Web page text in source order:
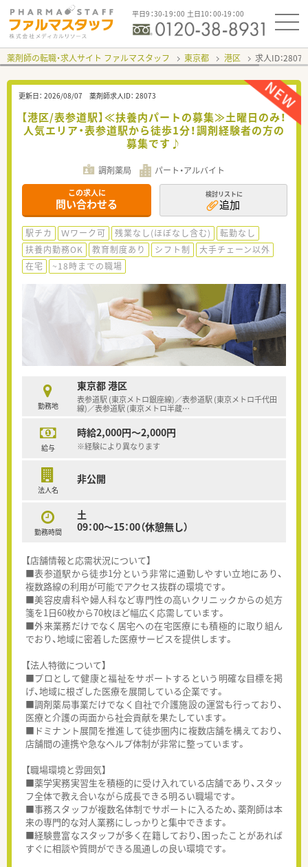
平日9：30-19：00 土日10：00-19：00
薬剤師の転職・求人サイト ファルマスタッフ 東京都 港区 求人ID：
更新日： 2026/08/07 薬剤師求人ID： 28073
【港区/表参道駅】≪扶養内パートの募集≫土曜日のみ！
人気エリア・表参道駅から徒歩1分！調剤経験者の方の
募集です♪
調剤薬局 パート・アルバイト
この求人に
問い合わせる
検討リストに
追加
駅チカ Ｗワーク可 残業なし(ほぼなし含む)
転勤なし
扶養内勤務OK
教育制度あり シフト制
大手チェーン以外
在宅
~18時までの職場
勤務地
東京都 港区
表参道駅 (東京メトロ銀座線)／表参道駅 (東京メトロ千代田
線)／表参道駅 (東京メトロ半蔵…
給与
時給2,000円～2,000円
※経験により異なります
法人名
非公開
勤務時間
土
09：00～15：00（休憩無し）
【店舗情報と応需状況について】
■表参道駅から徒歩1分という非常に通勤しやすい立地にあり、
複数路線の利用が可能でアクセス抜群の環境です。
■美容皮膚科や婦人科など専門性の高いクリニックからの処方
箋を1日60枚から70枚ほど幅広く応需しています。
■外来業務だけでなく居宅への在宅医療にも積極的に取り組ん
でおり、地域に密着した医療サービスを提供します。
【法人特徴について】
■プロとして健康と福祉をサポートするという明確な目標を掲
げ、地域に根ざした医療を展開している企業です。
■調剤薬局事業だけでなく自社で介護施設の運営も行っており、
医療と介護の両面から社会貢献を果たしています。
■ドミナント展開を推進して徒歩圏内に複数店舗を構えており、
店舗間の連携や急なヘルプ体制が非常に整っています。
【職場環境と雰囲気】
■薬学実務実習生を積極的に受け入れている店舗であり、スタッ
フ全体で教え合いながら成長できる明るい職場です。
■事務スタッフが複数名体制でサポートに入るため、薬剤師は本
来の専門的な対人業務にしっかりと集中できます。
■経験豊富なスタッフが多く在籍しており、困ったことがあれば
すぐに相談や質問ができる風通しの良い環境です。